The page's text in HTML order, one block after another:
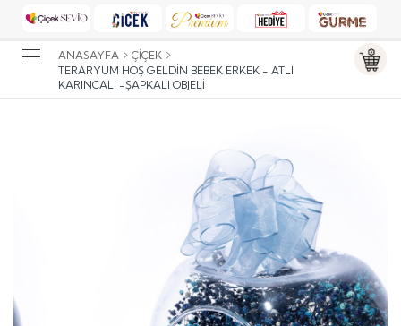
ANASAYFA
ÇIÇEK
TERARYUM HOŞ GELDIN BEBEK ERKEK - ATLI
KARINCALI -ŞAPKALI OBJELI